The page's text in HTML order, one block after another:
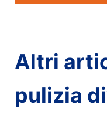
Altri
pulizia